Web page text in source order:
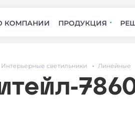
КОМПАНИИ ПРОДУКЦИЯ
Интерьерные светильники Линейные